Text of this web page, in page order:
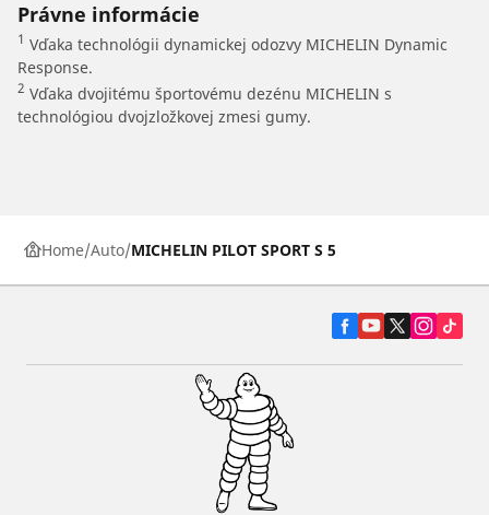
Právne informácie
1 Vďaka technológii dynamickej odozvy MICHELIN Dynamic
Response.
2 Vďaka dvojitému športovému dezénu MICHELIN s
technológiou dvojzložkovej zmesi gumy.
Home Auto MICHELIN PILOT SPORT S 5